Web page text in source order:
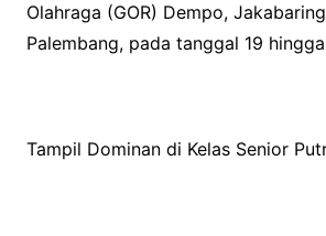
Olahraga (GOR) Dempo,
Palembang, pada tanggal 19
Tampil Dominan di Kelas Senior